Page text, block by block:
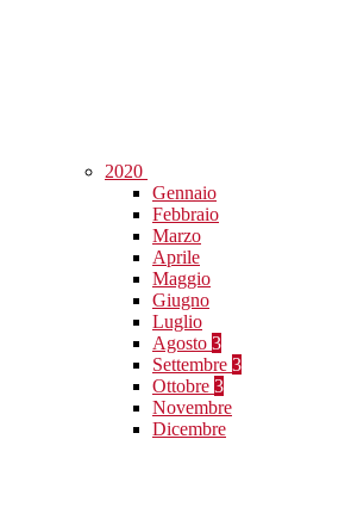
2020
Gennaio
Febbraio
Marzo
Aprile
Maggio
Giugno
Luglio
Agosto 3
Settembre 3
Ottobre 3
Novembre
Dicembre